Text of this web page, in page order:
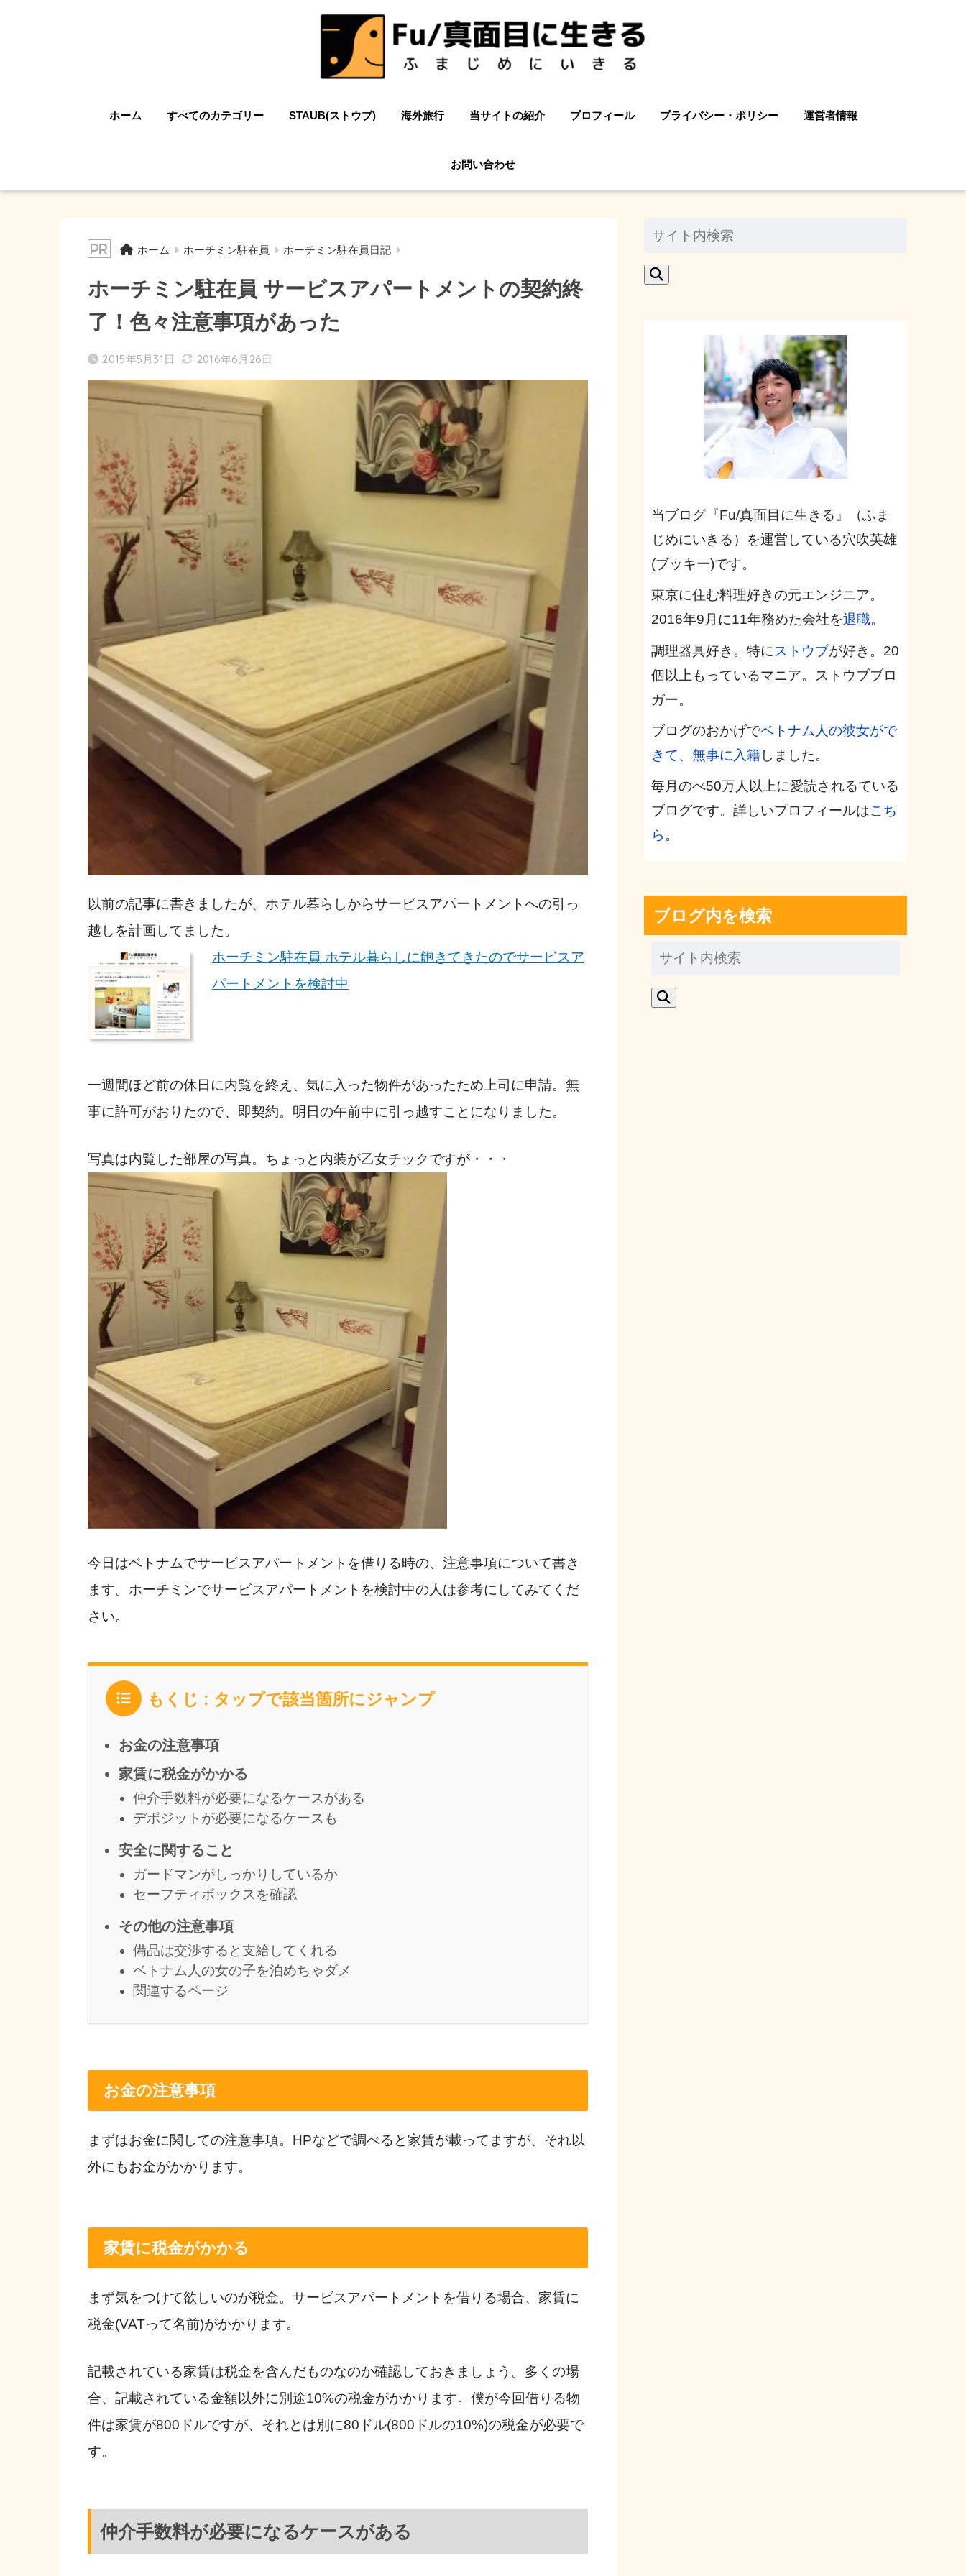
ホーム すべてのカテゴリー STAUB(ストウブ) 海外旅行 当サイトの紹介 プロフィール プライバシー・ポリシー 運営者情報
お問い合わせ
ホーム ホーチミン駐在員 ホーチミン駐在員日記
ホーチミン駐在員 サービスアパートメントの契約終
了！色々注意事項があった
2015年5月31日 2016年6月26日
以前の記事に書きましたが、ホテル暮らしからサービスアパートメントへの引っ
越しを計画してました。
ホーチミン駐在員 ホテル暮らしに飽きてきたのでサービスア
パートメントを検討中
一週間ほど前の休日に内覧を終え、気に入った物件があったため上司に申請。無
事に許可がおりたので、即契約。明日の午前中に引っ越すことになりました。
写真は内覧した部屋の写真。ちょっと内装が乙女チックですが・・・
今日はベトナムでサービスアパートメントを借りる時の、注意事項について書き
ます。ホーチミンでサービスアパートメントを検討中の人は参考にしてみてくだ
さい。
もくじ : タップで該当箇所にジャンプ
お金の注意事項
家賃に税金がかかる
仲介手数料が必要になるケースがある
デポジットが必要になるケースも
安全に関すること
ガードマンがしっかりしているか
セーフティボックスを確認
その他の注意事項
備品は交渉すると支給してくれる
ベトナム人の女の子を泊めちゃダメ
関連するページ
お金の注意事項
まずはお金に関しての注意事項。HPなどで調べると家賃が載ってますが、それ以
外にもお金がかかります。
家賃に税金がかかる
まず気をつけて欲しいのが税金。サービスアパートメントを借りる場合、家賃に
税金(VATって名前)がかかります。
記載されている家賃は税金を含んだものなのか確認しておきましょう。多くの場
合、記載されている金額以外に別途10%の税金がかかります。僕が今回借りる物
件は家賃が800ドルですが、それとは別に80ドル(800ドルの10%)の税金が必要で
す。
仲介手数料が必要になるケースがある
当ブログ『Fu/真面目に生きる』（ふま
じめにいきる）を運営している穴吹英雄
(ブッキー)です。
東京に住む料理好きの元エンジニア。
2016年9月に11年務めた会社を退職。
調理器具好き。特に ストウブが好き。20
個以上もっているマニア。ストウブブロ
ガー。
ブログのおかげでベトナム人の彼女がで
きて、無事に入籍 しました。
毎月のべ50万人以上に愛読されるている
ブログです。詳しいプロフィールはこち
ら 。
ブログ内を検索